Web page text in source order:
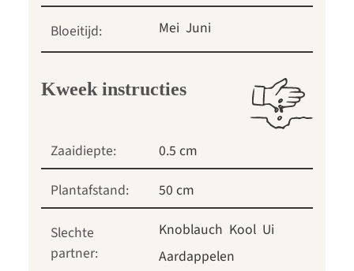
Bloeitijd: Mei Juni
Kweek instructies
Zaaidiepte:
0.5 cm
Plantafstand:
50 cm
Slechte
partner:
Knoblauch Kool Ui
Aardappelen